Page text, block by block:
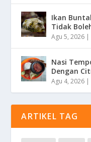
Ikan
Tidak
Agu 5, 2026 |
Nasi
Dengan
Agu 4, 2026 |
ARTIKEL TAG